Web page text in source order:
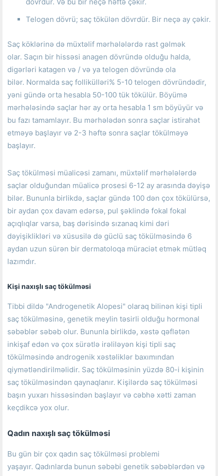
Telogen dövrü; saç tökülən dövrdür. Bir neçə ay çəkir.
Saç köklərinə də müxtəlif mərhələlərdə rast gəlmək
olar. Saçın bir hissəsi anagen dövründə olduğu halda,
digərləri katagen və / və ya telogen dövründə ola
bilər. Normalda saç follikülləri% 5-10 telogen dövründədir,
yəni gündə orta hesabla 50-100 tük tökülür. Böyümə
mərhələsində saçlar hər ay orta hesabla 1 sm böyüyür və
bu fazı tamamlayır. Bu mərhələdən sonra saçlar istirahət
etməyə başlayır və 2-3 həftə sonra saçlar tökülməyə
başlayır.
Saç tökülməsi müalicəsi zamanı, müxtəlif mərhələlərdə
saçlar olduğundan müalicə prosesi 6-12 ay arasında dəyişə
bilər. Bununla birlikdə, saçlar gündə 100 dən çox tökülürsə,
bir aydan çox davam edərsə, pul şəklində fokal fokal
açıqlıqlar varsa, baş dərisində sızanaq kimi dəri
dəyişiklikləri və xüsusilə də güclü saç tökülməsində 6
aydan uzun sürən bir dermatoloqa müraciət etmək mütləq
lazımdır.
Kişi naxışlı saç tökülməsi
Tibbi dildə "Androgenetik Alopesi" olaraq bilinən kişi tipli
saç tökülməsinə, genetik meylin təsirli olduğu hormonal
səbəblər səbəb olur. Bununla birlikdə, xəstə qəflətən
inkişaf edən və çox sürətlə irəliləyən kişi tipli saç
tökülməsində androgenik xəstəliklər baxımından
qiymətləndirilməlidir. Saç tökülməsinin yüzdə 80-i kişinin
saç tökülməsindən qaynaqlanır. Kişilərdə saç tökülməsi
başın yuxarı hissəsindən başlayır və cəbhə xətti zaman
keçdikcə yox olur.
Qadın naxışlı saç tökülməsi
Bu gün bir çox qadın saç tökülməsi problemi
yaşayır. Qadınlarda bunun səbəbi genetik səbəblərdən və